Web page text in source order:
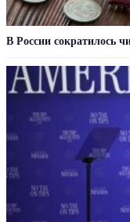
В России сократилось